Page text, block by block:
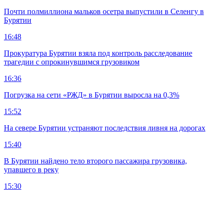
Почти полмиллиона мальков осетра выпустили в Селенгу в
Бурятии
16:48
Прокуратура Бурятии взяла под контроль расследование
трагедии с опрокинувшимся грузовиком
16:36
Погрузка на сети «РЖД» в Бурятии выросла на 0,3%
15:52
На севере Бурятии устраняют последствия ливня на дорогах
15:40
В Бурятии найдено тело второго пассажира грузовика,
упавшего в реку
15:30